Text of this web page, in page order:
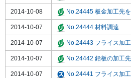
2014-10-08 No.24445 板金加工先
2014-10-07 No.24444 材料調達
2014-10-07 No.24443 フライス加工
2014-10-07 No.24442 鉛板の加工
2014-10-07 No.24441 フライス加工